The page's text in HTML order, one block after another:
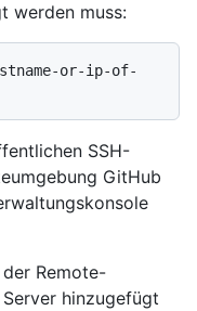
werden muss:
or-ip-of-
SSH-
GitHub
Remote-
hinzugefügt